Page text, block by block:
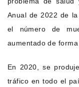
Anual de 2022 de
el número de
aumentado de
En 2020, se
tráfico en todo el